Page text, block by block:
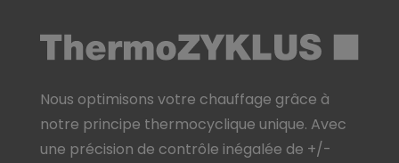
Nous optimisons votre chauffage grâce à
notre principe thermocyclique unique. Avec
une précision de contrôle inégalée de +/-